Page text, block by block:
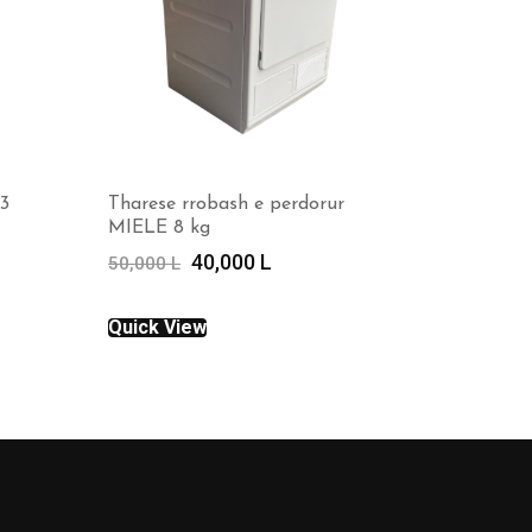
Tharese rrobash e perdorur
MIELE 8 kg
50,000L Çmimi
qe:
50,000 L.
40,000 L
Quick View